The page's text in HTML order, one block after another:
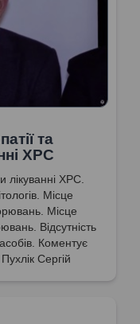
та
ХРС
лікуванні ХРС.
Місце
Місце
Відсутність
Коментує
Сергій